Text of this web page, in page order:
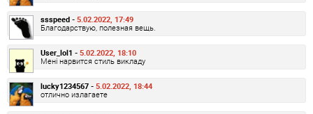
ssspeed - 5.02.2022, 17:49
Благодарствую, полезная вещь.
User_lol1 - 5.02.2022, 18:10
Мені нарвится стиль викладу
lucky1234567 - 5.02.2022, 18:44
отлично излагаете